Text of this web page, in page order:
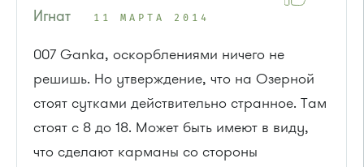
Игнат 11 МАРТА 2014
007 Ganka, оскорблениями ничего не
решишь. Но утверждение, что на Озерной
стоят сутками действительно странное. Там
стоят с 8 до 18. Может быть имеют в виду,
что сделают карманы со стороны